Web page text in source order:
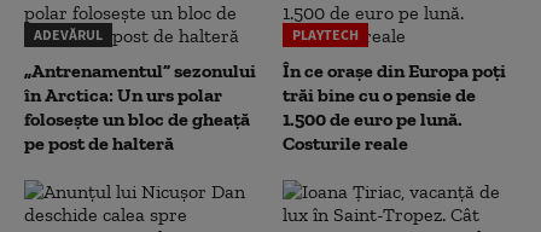
ADEVĂRUL
„Antrenamentul” sezonului
în Arctica: Un urs polar
folosește un bloc de gheață
pe post de halteră
PLAYTECH
În ce orașe din Europa poți
trăi bine cu o pensie de
1.500 de euro pe lună.
Costurile reale